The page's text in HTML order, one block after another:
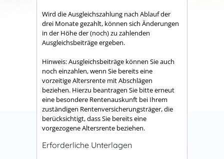
Wird die Ausgleichszahlung nach Ablauf der
drei Monate gezahlt, können sich Änderungen
in der Höhe der (noch) zu zahlenden
Ausgleichsbeiträge ergeben.
Hinweis: Ausgleichsbeiträge können Sie auch
noch einzahlen, wenn Sie bereits eine
vorzeitige Altersrente mit Abschlägen
beziehen. Hierzu beantragen Sie bitte erneut
eine besondere Rentenauskunft bei Ihrem
zuständigen Rentenversicherungsträger, die
berücksichtigt, dass Sie bereits eine
vorgezogene Altersrente beziehen.
Erforderliche Unterlagen